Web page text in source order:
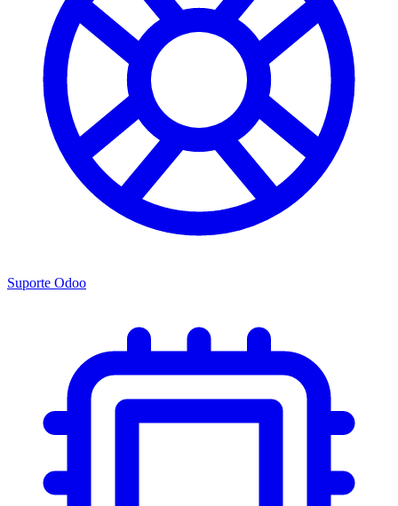
Suporte Odoo